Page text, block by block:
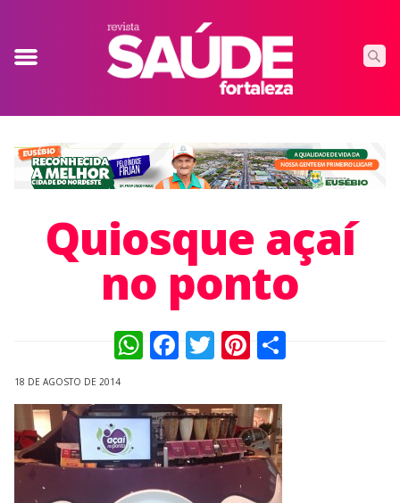
Quiosque açaí
no ponto
WhatsApp
Facebook
TwitterPinterest
18 DE AGOSTO DE 2014